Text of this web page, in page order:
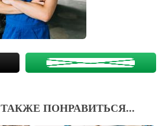
ПОНРАВИТЬСЯ...